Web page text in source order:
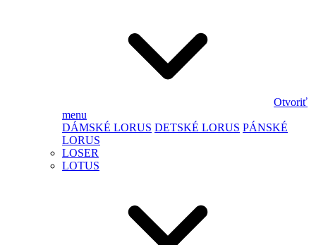
Otvoriť
menu
DÁMSKÉ LORUS DETSKÉ LORUS PÁNSKÉ
LORUS
LOSER
LOTUS